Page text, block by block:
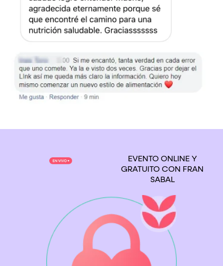
EVENTO ONLINE Y
GRATUITO CON FRAN
SABAL